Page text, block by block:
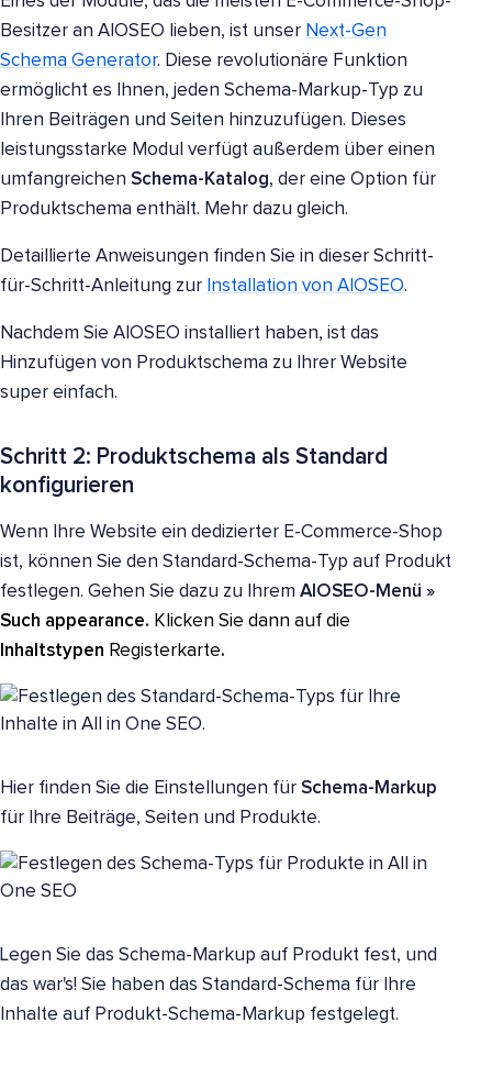
Besitzer an AIOSEO lieben, ist unser Next-Gen
Schema Generator. Diese revolutionäre Funktion
ermöglicht es Ihnen, jeden Schema-Markup-Typ zu
Ihren Beiträgen und Seiten hinzuzufügen. Dieses
leistungsstarke Modul verfügt außerdem über einen
umfangreichen Schema-Katalog, der eine Option für
Produktschema enthält. Mehr dazu gleich.
Detaillierte Anweisungen finden Sie in dieser Schritt-
für-Schritt-Anleitung zur Installation von AIOSEO.
Nachdem Sie AIOSEO installiert haben, ist das
Hinzufügen von Produktschema zu Ihrer Website
super einfach.
Schritt 2: Produktschema als Standard
konfigurieren
Wenn Ihre Website ein dedizierter E-Commerce-Shop
ist, können Sie den Standard-Schema-Typ auf Produkt
festlegen. Gehen Sie dazu zu Ihrem AIOSEO-Menü »
Such appearance. Klicken Sie dann auf die
Inhaltstypen Registerkarte.
Hier finden Sie die Einstellungen für Schema-Markup
für Ihre Beiträge, Seiten und Produkte.
Legen Sie das Schema-Markup auf Produkt fest, und
das war's! Sie haben das Standard-Schema für Ihre
Inhalte auf Produkt-Schema-Markup festgelegt.